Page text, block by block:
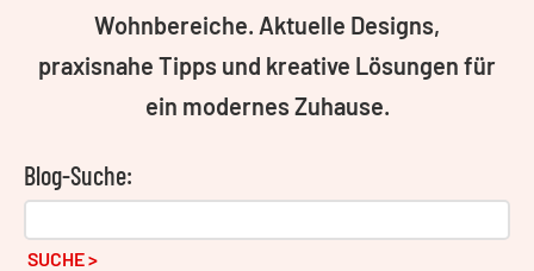
Wohnbereiche. Aktuelle Designs,
praxisnahe Tipps und kreative Lösungen für
ein modernes Zuhause.
Blog-Suche:
SUCHE >